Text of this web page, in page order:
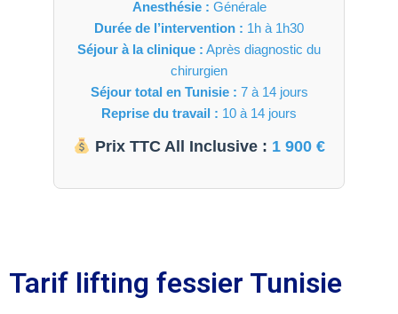
Anesthésie : Générale
Durée de l’intervention : 1h à 1h30
Séjour à la clinique : Après diagnostic du
chirurgien
Séjour total en Tunisie : 7 à 14 jours
Reprise du travail : 10 à 14 jours
Prix TTC All Inclusive : 1 900 €
Tarif lifting fessier Tunisie